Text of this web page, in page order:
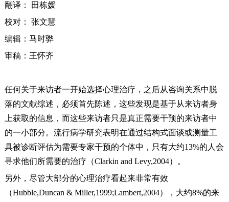
翻译： 田栋媛
校对： 张文慧
编辑：马时骅
审稿：王怀齐
任何关于来访者一开始选择心理治疗，之后从咨询关系中脱
落的文献综述，必须首先陈述，这些发现是基于从来访者身
上获取的信息，而这些来访者只是真正需要干预的来访者中
的一小部分。流行病学研究表明在通过结构式面谈或测量工
具被诊断评估为需要专家干预的个体中，只有大约13%的人会
寻求他们所需要的治疗（Clarkin and Levy,2004）。
另外，尽管大部分的心理治疗看起来非常有效
（Hubble,Duncan & Miller,1999;Lambert,2004），大约8%的来